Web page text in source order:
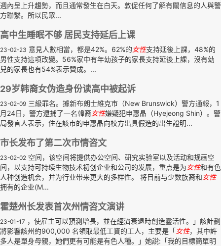
週內呈上升趨勢，而且通常發生在白天。敦促任何了解有關信息的人與警
方聯繫。所以民眾...
高中生睡眠不够 居民支持延后上课
23-02-23 意見人數相當，都是42%。62%的女性支持延後上課，48%的
男性支持這項改變。56%家中有年幼孩子的家長支持延後上課，沒有幼
兒的家長也有54%表示贊成。...
29岁韩裔女伪造身份读高中被起诉
23-02-09 三級罪名。據新布朗士維克市（New Brunswick）警方通報，1
月24日，警方逮捕了一名韓裔女性嫌疑犯申惠晶（Hyejeong Shin）。警
局發言人表示，住在該市的申惠晶向校方出具假造的出生證明...
市长发布了第二次市情咨文
23-02-02 空间，该空间将提供办公空间、研究实验室以及活动和规画空
间，以支持可持续生物技术初创企业和公司的发展，重点是为女性和有色
人种创造机会，并为行业带来更大的多样性。 将目前与少数族裔和女性
拥有的企业(M...
霍楚州长发表首次州情咨文演讲
23-01-17 ，使雇主可以預測增長，並在經濟衰退時創造靈活性。」該計劃
將影響該州約900,000 名領取最低工資的工人，主要是「女性，其中許
多人是單身母親，她們更有可能是有色人種。」她說:「我的目標簡單明